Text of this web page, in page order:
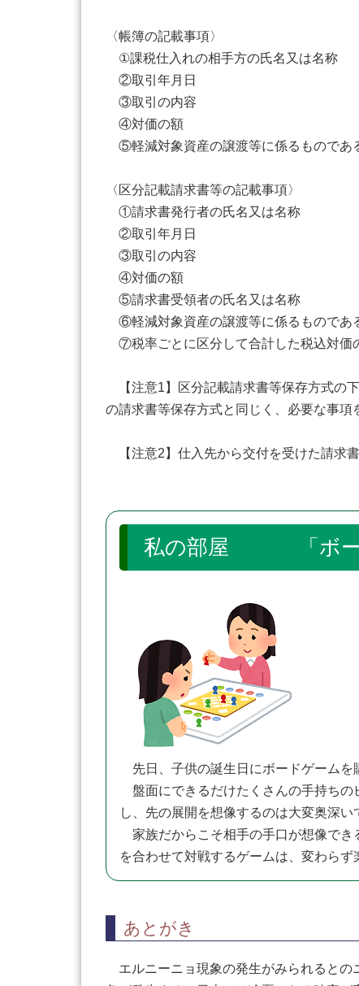
〈帳簿の記載事項〉
①課税仕入れの相手方の氏名又は名称
②取引年月日
③取引の内容
④対価の額
⑤軽減対象資産の譲渡等に係るものであ
〈区分記載請求書等の記載事項〉
①請求書発行者の氏名又は名称
②取引年月日
③取引の内容
④対価の額
⑤請求書受領者の氏名又は名称
⑥軽減対象資産の譲渡等に係るものであ
⑦税率ごとに区分して合計した税込対価
【注意1】区分記載請求書等保存方式の
の請求書等保存方式と同じく、必要な事項
【注意2】仕入先から交付を受けた請求
私の部屋 「ボー
先日、子供の誕生日にボードゲームを
盤面にできるだけたくさんの手持ちの
し、先の展開を想像するのは大変奥深い
家族だからこそ相手の手口が想像でき
を合わせて対戦するゲームは、変わらず
あとがき
エルニーニョ現象の発生がみられるとの